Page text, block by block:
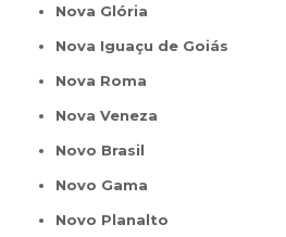
Nova Glória
Nova Iguaçu de Goiás
Nova Roma
Nova Veneza
Novo Brasil
Novo Gama
Novo Planalto